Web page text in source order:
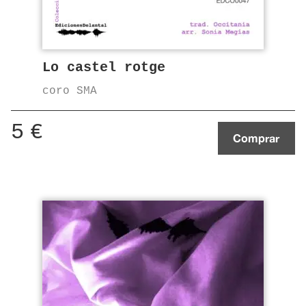
Lo castel rotge
coro SMA
5 € Comprar